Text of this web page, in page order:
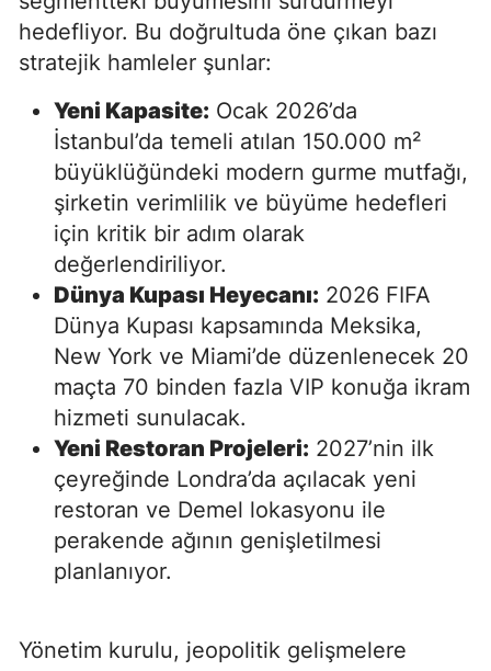
hedefliyor. Bu doğrultuda öne çıkan bazı
stratejik hamleler şunlar:
Yeni Kapasite: Ocak 2026’da
İstanbul’da temeli atılan 150.000 m²
büyüklüğündeki modern gurme mutfağı,
şirketin verimlilik ve büyüme hedefleri
için kritik bir adım olarak
değerlendiriliyor.
Dünya Kupası Heyecanı: 2026 FIFA
Dünya Kupası kapsamında Meksika,
New York ve Miami’de düzenlenecek 20
maçta 70 binden fazla VIP konuğa ikram
hizmeti sunulacak.
Yeni Restoran Projeleri: 2027’nin ilk
çeyreğinde Londra’da açılacak yeni
restoran ve Demel lokasyonu ile
perakende ağının genişletilmesi
planlanıyor.
Yönetim kurulu, jeopolitik gelişmelere